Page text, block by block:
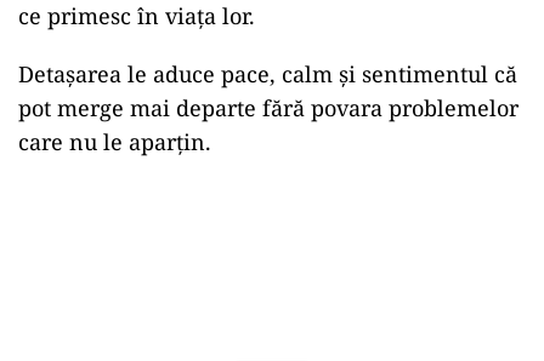
ce primesc în viața lor.
Detașarea le aduce pace, calm și sentimentul că
pot merge mai departe fără povara problemelor
care nu le aparțin.